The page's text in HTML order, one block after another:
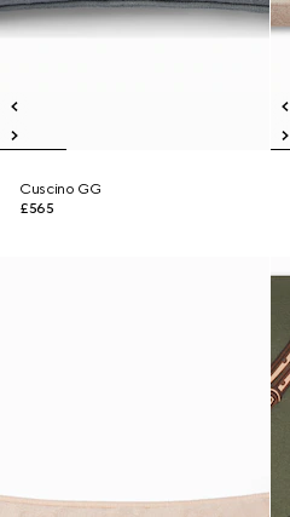
Cuscino GG
£565